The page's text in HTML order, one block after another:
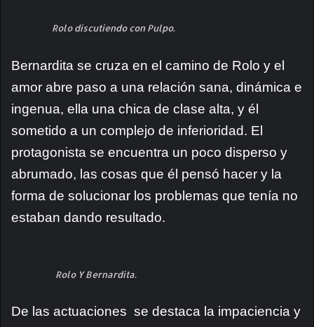
Rolo discutiendo con Pulpo.
Bernardita se cruza en el camino de Rolo y el
amor abre paso a una relación sana, dinámica e
ingenua, ella una chica de clase alta, y él
sometido a un complejo de inferioridad. El
protagonista se encuentra un poco disperso y
abrumado, las cosas que él pensó hacer y la
forma de solucionar los problemas que tenía no
estaban dando resultado.
Rolo Y Bernardita.
De las actuaciones se destaca la impaciencia y